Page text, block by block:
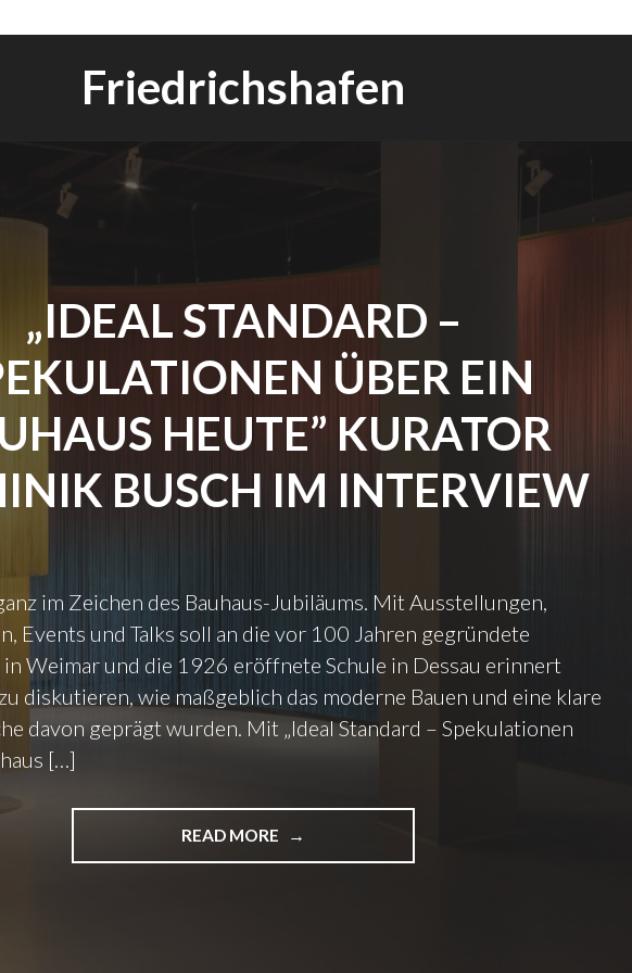
Friedrichshafen
„IDEAL STANDARD –
ÜBER EIN
HEUTE” KURATOR
BUSCH IM INTERVIEW
im Zeichen des Bauhaus-Jubiläums. Mit Ausstellungen,
Events und Talks soll an die vor 100 Jahren gegründete
Weimar und die 1926 eröffnete Schule in Dessau erinnert
diskutieren, wie maßgeblich das moderne Bauen und eine klare
davon geprägt wurden. Mit „Ideal Standard – Spekulationen
[…]
READ MORE
„